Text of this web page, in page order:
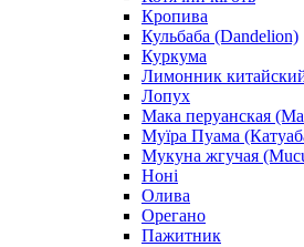
Кропива
Кульбаба (Dandelion)
Куркума
Лимонник
Лопух
Мака перуанская
Муїра Пуама
Мукуна жгучая
Ноні
Олива
Орегано
Пажитник